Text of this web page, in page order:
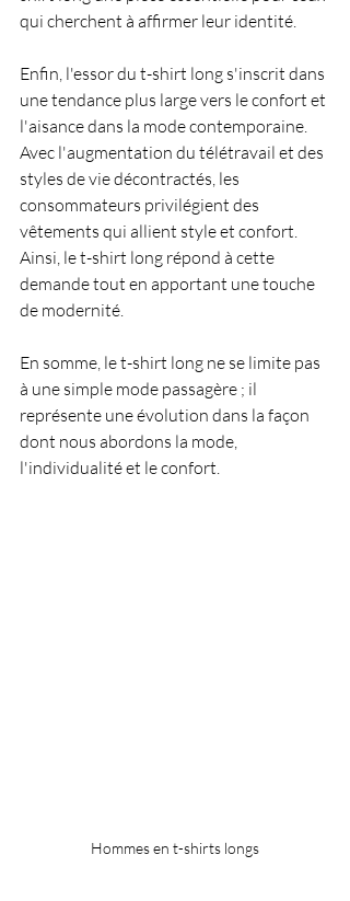
qui cherchent à affirmer leur identité.
Enfin, l'essor du t-shirt long s'inscrit dans
une tendance plus large vers le confort et
l'aisance dans la mode contemporaine.
Avec l'augmentation du télétravail et des
styles de vie décontractés, les
consommateurs privilégient des
vêtements qui allient style et confort.
Ainsi, le t-shirt long répond à cette
demande tout en apportant une touche
de modernité.
En somme, le t-shirt long ne se limite pas
à une simple mode passagère ; il
représente une évolution dans la façon
dont nous abordons la mode,
l'individualité et le confort.
Hommes en t-shirts longs